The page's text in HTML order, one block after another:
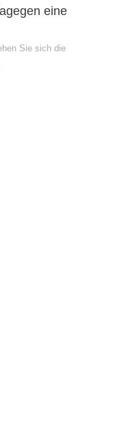
eine
Sie sich die